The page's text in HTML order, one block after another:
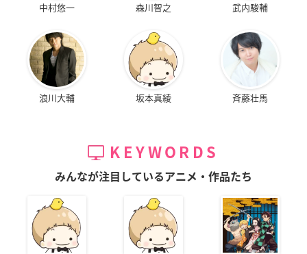
中村悠一 森川智之 武内駿輔
浪川大輔 坂本真綾 斉藤壮馬
KEYWORDS
みんなが注目しているアニメ・作品たち